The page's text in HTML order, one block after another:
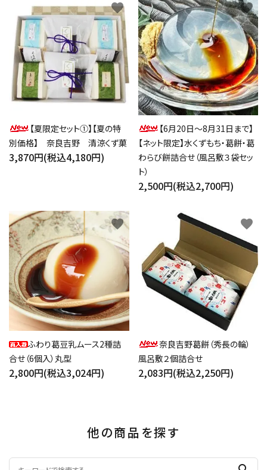
【夏限定セット①】【夏の特
別価格】 奈良吉野 清涼くず菓
3,870円(税込4,180円)
favorite
【6月20日～8月31日まで】
【ネット限定】水くずもち・葛餅・葛
わらび餅詰合せ（風呂敷３袋セッ
ト）
2,500円(税込2,700円)
favorite
ふわり葛豆乳ムース2種詰
合せ（6個入）丸型
2,800円(税込3,024円)
favorite
奈良吉野葛餅（秀長の輪）
風呂敷２個詰合せ
2,083円(税込2,250円)
favorite
他の商品を探す